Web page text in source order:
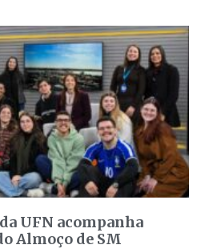
UFN acompanha
Almoço de SM